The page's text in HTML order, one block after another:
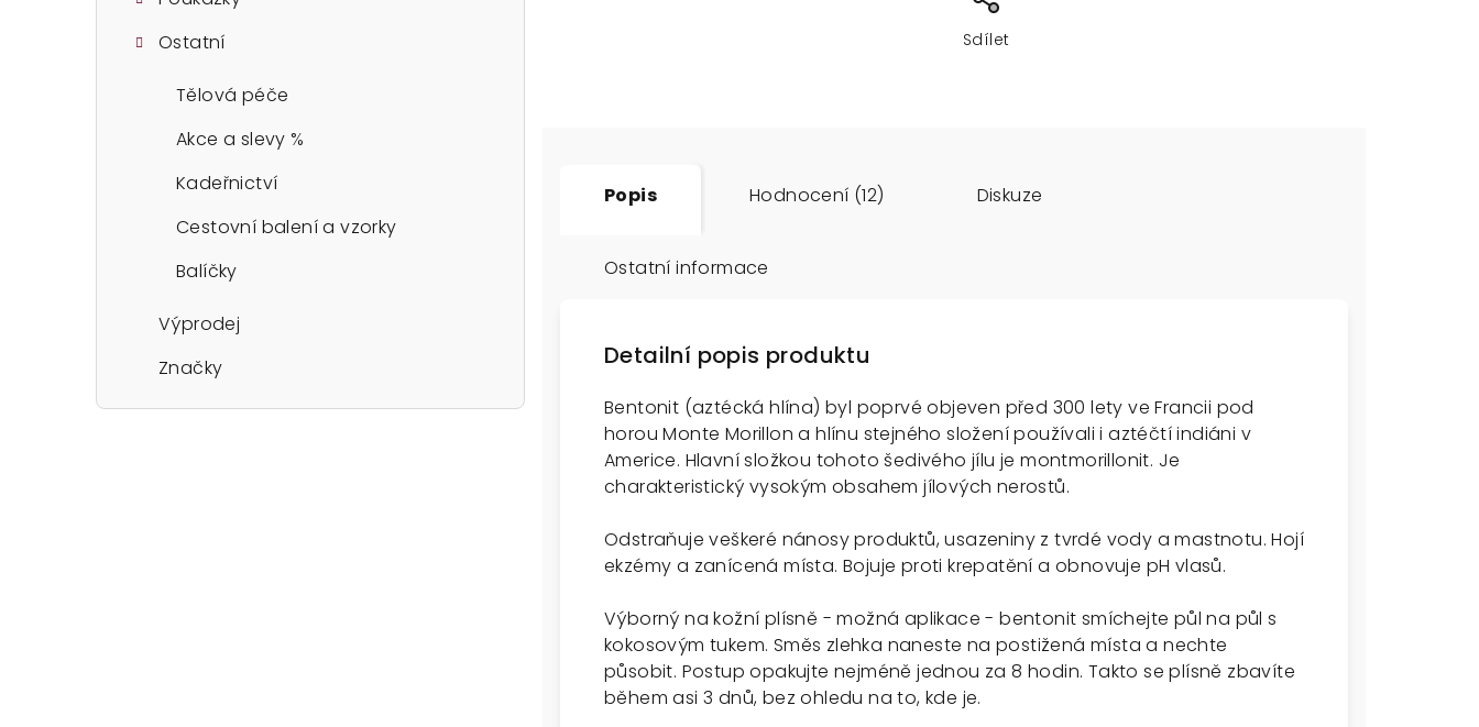
Ostatní
Tělová péče
Akce a slevy %
Kadeřnictví
Cestovní balení a vzorky
Balíčky
Výprodej
Značky
Sdílet
Popis Hodnocení (12) Diskuze
Ostatní informace
Detailní popis produktu
Bentonit (aztécká hlína) byl poprvé objeven před 300 lety ve Francii pod
horou Monte Morillon a hlínu stejného složení používali i aztéčtí indiáni v
Americe. Hlavní složkou tohoto šedivého jílu je montmorillonit. Je
charakteristický vysokým obsahem jílových nerostů.
Odstraňuje veškeré nánosy produktů, usazeniny z tvrdé vody a mastnotu. Hojí
ekzémy a zanícená místa. Bojuje proti krepatění a obnovuje pH vlasů.
Výborný na kožní plísně - možná aplikace - bentonit smíchejte půl na půl s
kokosovým tukem. Směs zlehka naneste na postižená místa a nechte
působit. Postup opakujte nejméně jednou za 8 hodin. Takto se plísně zbavíte
během asi 3 dnů, bez ohledu na to, kde je.